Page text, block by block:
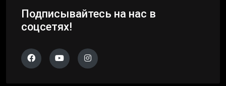
Подписывайтесь на нас в
соцсетях!